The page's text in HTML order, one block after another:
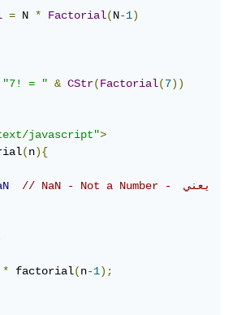
= N * Factorial(N-1)
"7! = " & CStr(Factorial(7))
javascript">
(n){
// NaN - Not a Number - يعني
* factorial(n-1);